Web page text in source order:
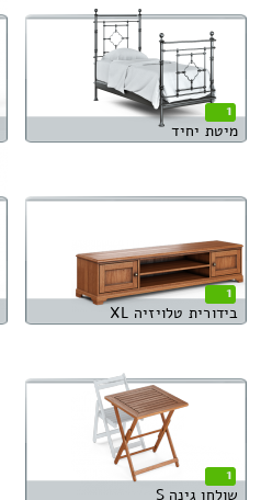
1
מיטת יחיד
1
בידורית טלויזיה XL
1
שולחן גינה S